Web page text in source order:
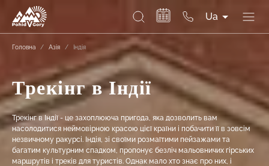
Ua
Головна / Азія / Індія
Трекінг в Індії
Трекінг в Індії - це захоплююча пригода, яка дозволить вам
насолодитися неймовірною красою цієї країни і побачити її в зовсім
незвичному ракурсі. Індія, зі своїми розмаїтими пейзажами та
багатим культурним спадком, пропонує безліч мальовничих гірських
маршрутів і треків для туристів. Однак мало хто знає про них, і